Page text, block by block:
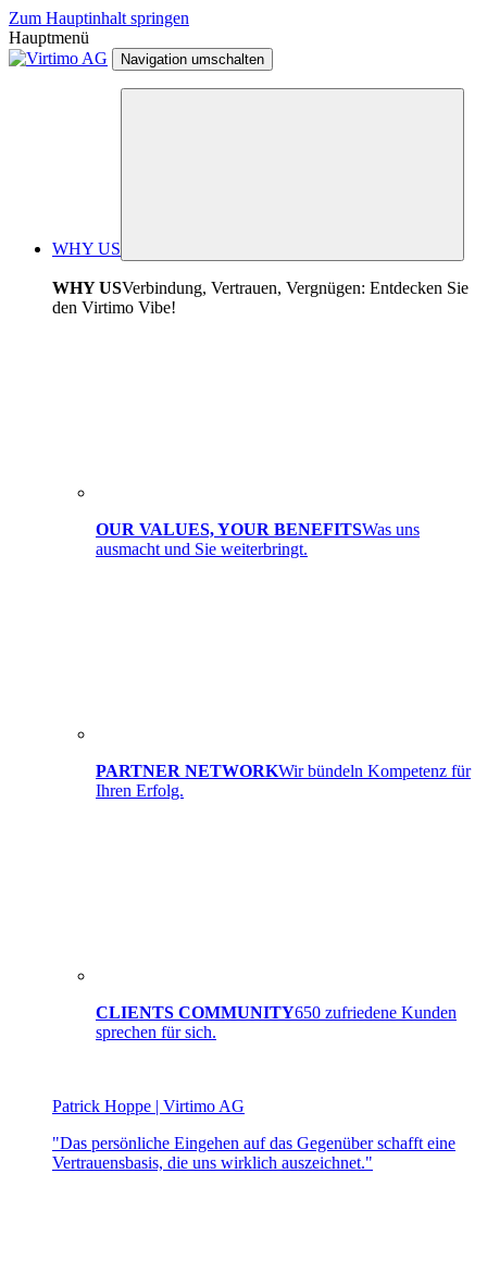
Zum Hauptinhalt springen
Hauptmenü
Navigation umschalten
WHY US
WHY USVerbindung, Vertrauen, Vergnügen: Entdecken Sie
den Virtimo Vibe!
OUR VALUES, YOUR BENEFITSWas uns
ausmacht und Sie weiterbringt.
PARTNER NETWORKWir bündeln Kompetenz für
Ihren Erfolg.
CLIENTS COMMUNITY650 zufriedene Kunden
sprechen für sich.
Patrick Hoppe | Virtimo AG
"Das persönliche Eingehen auf das Gegenüber schafft eine
Vertrauensbasis, die uns wirklich auszeichnet."